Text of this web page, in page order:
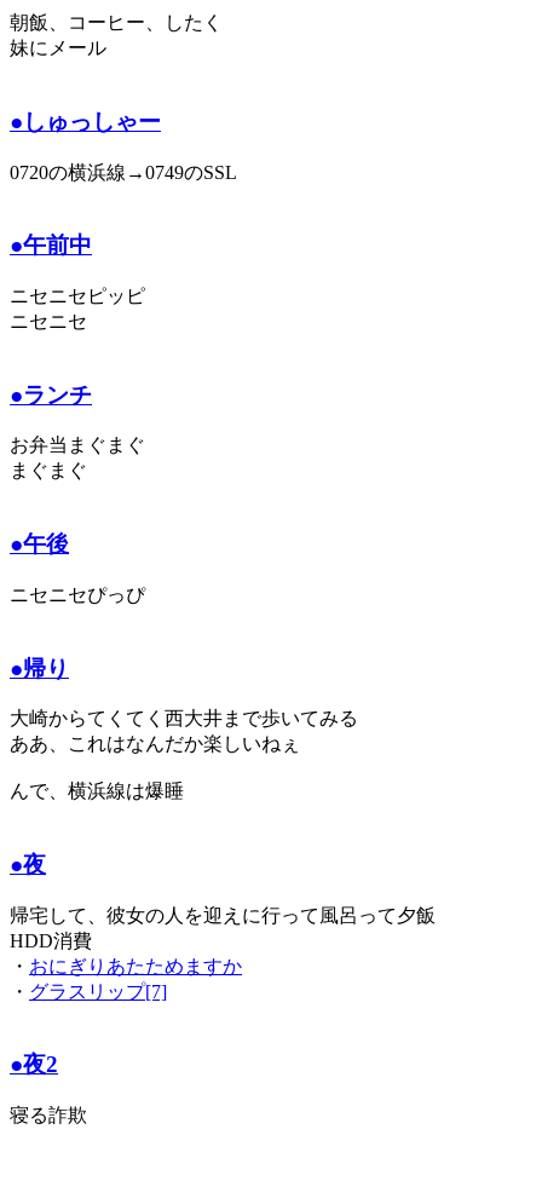
朝飯、コーヒー、したく
妹にメール
●しゅっしゃー
0720の横浜線→0749のSSL
●午前中
ニセニセピッピ
ニセニセ
●ランチ
お弁当まぐまぐ
まぐまぐ
●午後
ニセニセぴっぴ
●帰り
大崎からてくてく西大井まで歩いてみる
ああ、これはなんだか楽しいねぇ
んで、横浜線は爆睡
●夜
帰宅して、彼女の人を迎えに行って風呂って夕飯
HDD消費
・ おにぎりあたためますか
・ グラスリップ[7]
●夜2
寝る詐欺